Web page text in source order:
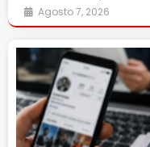
Agosto 7, 2026